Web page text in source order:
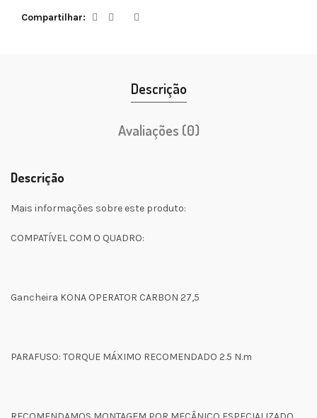
Compartilhar
Descrição
Avaliações (0)
Descrição
Mais informações sobre este produto:
COMPATÍVEL COM O QUADRO:
Gancheira KONA OPERATOR CARBON 27,5
PARAFUSO: TORQUE MÁXIMO RECOMENDADO 2.5 N.m